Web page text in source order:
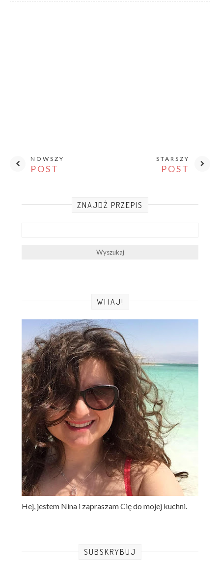
NOWSZY
POST
STARSZY
POST
ZNAJDŹ PRZEPIS
WITAJ!
Hej, jestem Nina i zapraszam Cię do mojej kuchni.
SUBSKRYBUJ